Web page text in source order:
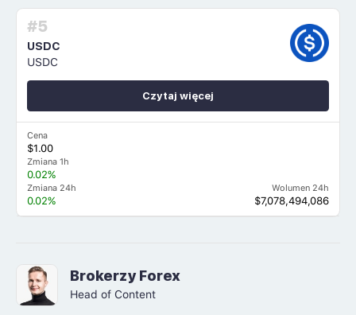
#5
USDC
USDC
Cena
$1.00
Zmiana 1h
0.02%
Zmiana 24h
0.02%
Wolumen 24h
$7,078,494,086
Czytaj więcej
Brokerzy Forex
Head of Content